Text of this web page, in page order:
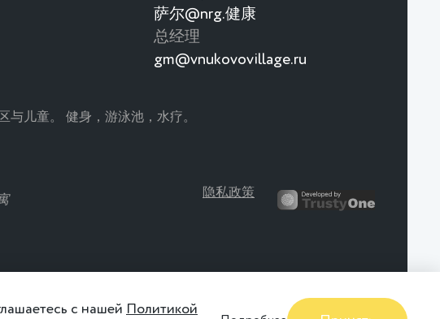
萨尔@nrg.健康
总经理
gm@vnukovovillage.ru
与儿童。 健身，游泳池，水疗。
隐私政策
с нашей Политикой 更详细